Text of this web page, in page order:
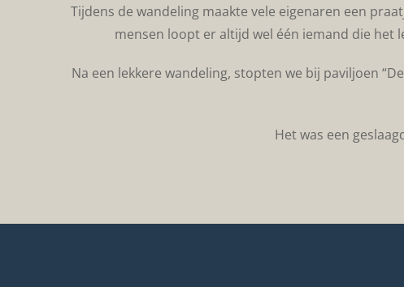
Tijdens de wandeling maakte vele eigenaren een
mensen loopt er altijd wel één iemand die
Na een lekkere wandeling, stopten we bij paviljoen
Het was een